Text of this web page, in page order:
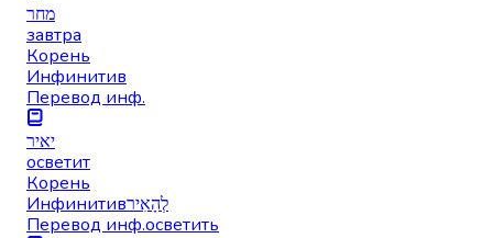
מחר
завтра
Корень
Инфинитив
Перевод инф.
יאיר
осветит
Корень
Инфинитивלְהָאִיר
Перевод инф.осветить